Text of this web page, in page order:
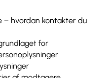
– hvordan kontakter du
for